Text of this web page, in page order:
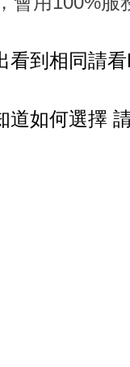
看到相同請
道如何選擇